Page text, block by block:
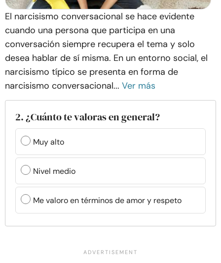
El narcisismo conversacional se hace evidente
cuando una persona que participa en una
conversación siempre recupera el tema y solo
desea hablar de sí misma. En un entorno social, el
narcisismo típico se presenta en forma de
narcisismo conversacional... Ver más
2. ¿Cuánto te valoras en general?
Muy alto
Nivel medio
Me valoro en términos de amor y respeto